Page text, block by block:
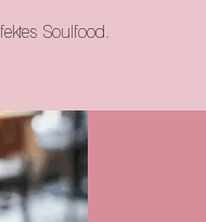
Soulfood.